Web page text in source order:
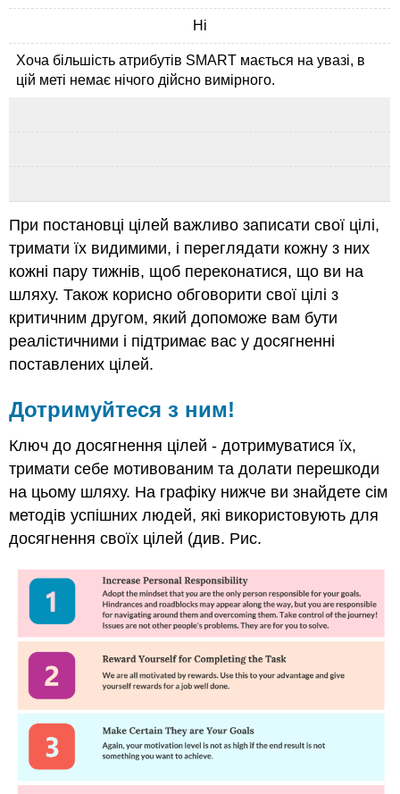
Ні
Хоча більшість атрибутів SMART мається на увазі, в
цій меті немає нічого дійсно вимірного.
При постановці цілей важливо записати свої цілі,
тримати їх видимими, і переглядати кожну з них
кожні пару тижнів, щоб переконатися, що ви на
шляху. Також корисно обговорити свої цілі з
критичним другом, який допоможе вам бути
реалістичними і підтримає вас у досягненні
поставлених цілей.
Дотримуйтеся з ним!
Ключ до досягнення цілей - дотримуватися їх,
тримати себе мотивованим та долати перешкоди
на цьому шляху. На графіку нижче ви знайдете сім
методів успішних людей, які використовують для
досягнення своїх цілей (див. Рис.